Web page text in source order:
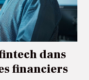
dans
financiers